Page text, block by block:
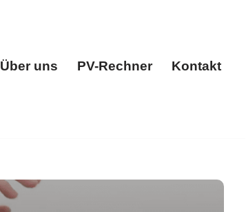
Über uns PV-Rechner Kontakt